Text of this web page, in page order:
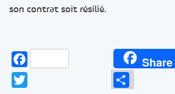
son contrat soit résilié.
Facebook Share